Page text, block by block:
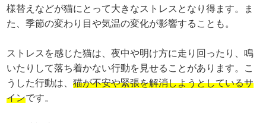
様替えなどが猫にとって大きなストレスとなり得ます。ま
た、季節の変わり目や気温の変化が影響することも。
ストレスを感じた猫は、夜中や明け方に走り回ったり、鳴
いたりして落ち着かない行動を見せることがあります。こ
うした行動は、猫が不安や緊張を解消しようとしているサ
インです。